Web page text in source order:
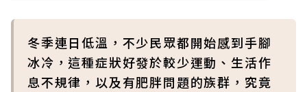
冬季連日低溫，不少民眾都開始感到手腳
冰冷，這種症狀好發於較少運動、生活作
息不規律，以及有肥胖問題的族群，究竟